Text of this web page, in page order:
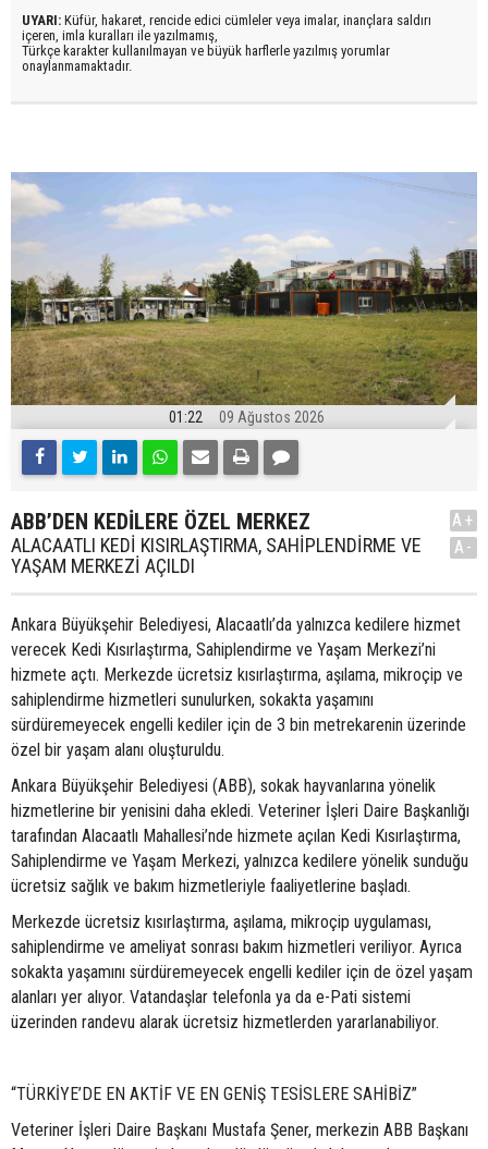
UYARI: Küfür, hakaret, rencide edici cümleler veya imalar, inançlara saldırı
içeren, imla kuralları ile yazılmamış,
Türkçe karakter kullanılmayan ve büyük harflerle yazılmış yorumlar
onaylanmamaktadır.
01:22 09 Ağustos 2026
ABB’DEN KEDİLERE ÖZEL MERKEZ
ALACAATLI KEDİ KISIRLAŞTIRMA, SAHİPLENDİRME VE
YAŞAM MERKEZİ AÇILDI
A+
A-
Ankara Büyükşehir Belediyesi, Alacaatlı’da yalnızca kedilere hizmet
verecek Kedi Kısırlaştırma, Sahiplendirme ve Yaşam Merkezi’ni
hizmete açtı. Merkezde ücretsiz kısırlaştırma, aşılama, mikroçip ve
sahiplendirme hizmetleri sunulurken, sokakta yaşamını
sürdüremeyecek engelli kediler için de 3 bin metrekarenin üzerinde
özel bir yaşam alanı oluşturuldu.
Ankara Büyükşehir Belediyesi (ABB), sokak hayvanlarına yönelik
hizmetlerine bir yenisini daha ekledi. Veteriner İşleri Daire Başkanlığı
tarafından Alacaatlı Mahallesi’nde hizmete açılan Kedi Kısırlaştırma,
Sahiplendirme ve Yaşam Merkezi, yalnızca kedilere yönelik sunduğu
ücretsiz sağlık ve bakım hizmetleriyle faaliyetlerine başladı.
Merkezde ücretsiz kısırlaştırma, aşılama, mikroçip uygulaması,
sahiplendirme ve ameliyat sonrası bakım hizmetleri veriliyor. Ayrıca
sokakta yaşamını sürdüremeyecek engelli kediler için de özel yaşam
alanları yer alıyor. Vatandaşlar telefonla ya da e-Pati sistemi
üzerinden randevu alarak ücretsiz hizmetlerden yararlanabiliyor.
“TÜRKİYE’DE EN AKTİF VE EN GENİŞ TESİSLERE SAHİBİZ”
Veteriner İşleri Daire Başkanı Mustafa Şener, merkezin ABB Başkanı